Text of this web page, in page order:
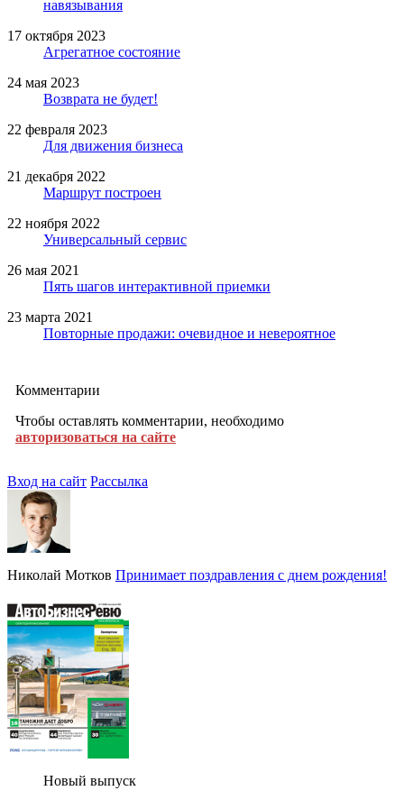
навязывания
17 октября 2023
Агрегатное состояние
24 мая 2023
Возврата не будет!
22 февраля 2023
Для движения бизнеса
21 декабря 2022
Маршрут построен
22 ноября 2022
Универсальный сервис
26 мая 2021
Пять шагов интерактивной приемки
23 марта 2021
Повторные продажи: очевидное и невероятное
Комментарии
Чтобы оставлять комментарии, необходимо
авторизоваться на сайте
Вход на сайт Рассылка
Николай Мотков Принимает поздравления с днем рождения!
Новый выпуск